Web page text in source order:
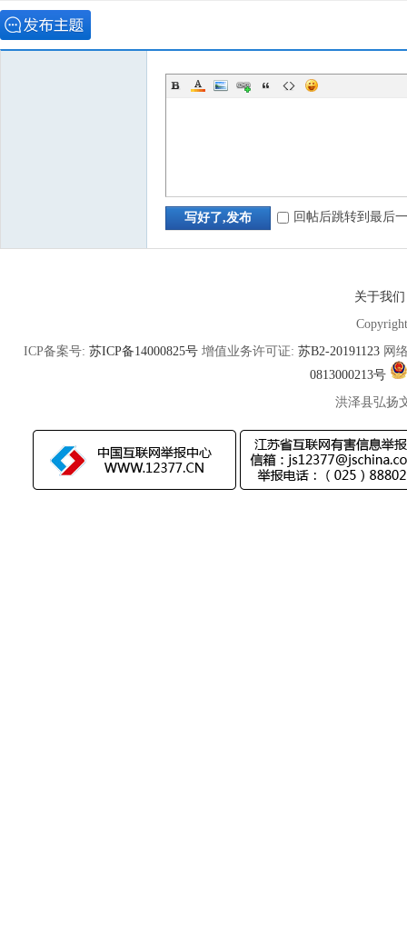
写好了,发布 回帖后跳转到最后
关于我们
ICP备案号: 苏ICP备14000825号 增值业务许可证: 苏B2-20191123 网
0813000213号
洪泽县弘扬